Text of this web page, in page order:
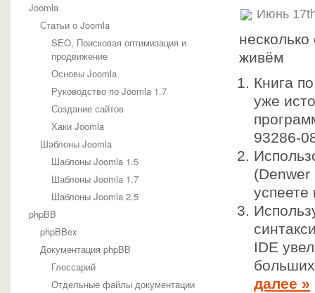
Joomla
Статьи о Joomla
SEO, Поисковая оптимизация и
продвижение
Основы Joomla
Руководство по Joomla 1.7
Создание сайтов
Хаки Joomla
Шаблоны Joomla
Шаблоны Joomla 1.5
Шаблоны Joomla 1.7
Шаблоны Joomla 2.5
phpBB
phpBBex
Документация phpBB
Глоссарий
Отдельные файлы документации
Июнь
живём
Книга
уже
93286-
IDE
далее »